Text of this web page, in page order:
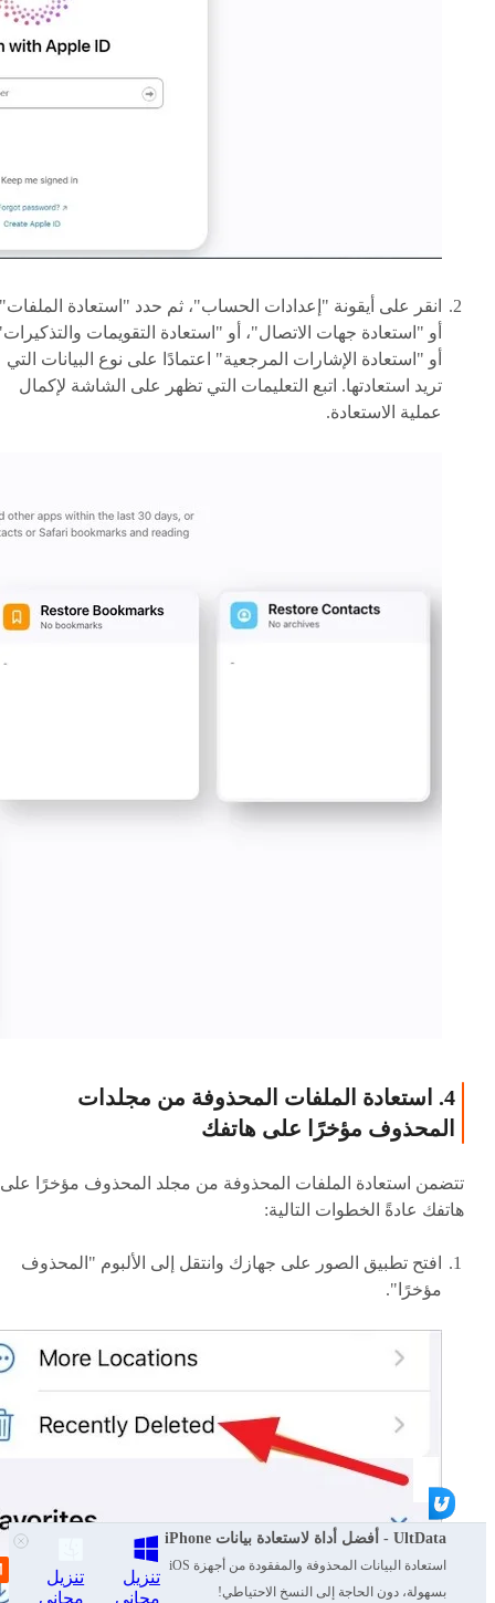
انقر على أيقونة "إعدادات الحساب"، ثم حدد "استعادة
أو "استعادة جهات الاتصال"، أو "استعادة التقويمات
أو "استعادة الإشارات المرجعية" اعتمادًا على نوع البيانات التي
تريد استعادتها. اتبع التعليمات التي تظهر على الشاشة لإكمال
عملية الاستعادة.
4. استعادة الملفات المحذوفة من مجلدات
المحذوف مؤخرًا على هاتفك
تتضمن استعادة الملفات المحذوفة من مجلد المحذوف مؤخرًا على
هاتفك عادةً الخطوات التالية:
افتح تطبيق الصور على جهازك وانتقل إلى الألبوم "المحذوف
مؤخرًا".
UltData - أفضل أداة لاستعادة بيانات iPhone
استعادة البيانات المحذوفة والمفقودة من أجهزة iOS
بسهولة، دون الحاجة إلى النسخ الاحتياطي!
تنزيل
مجاني
تنزيل
مجاني